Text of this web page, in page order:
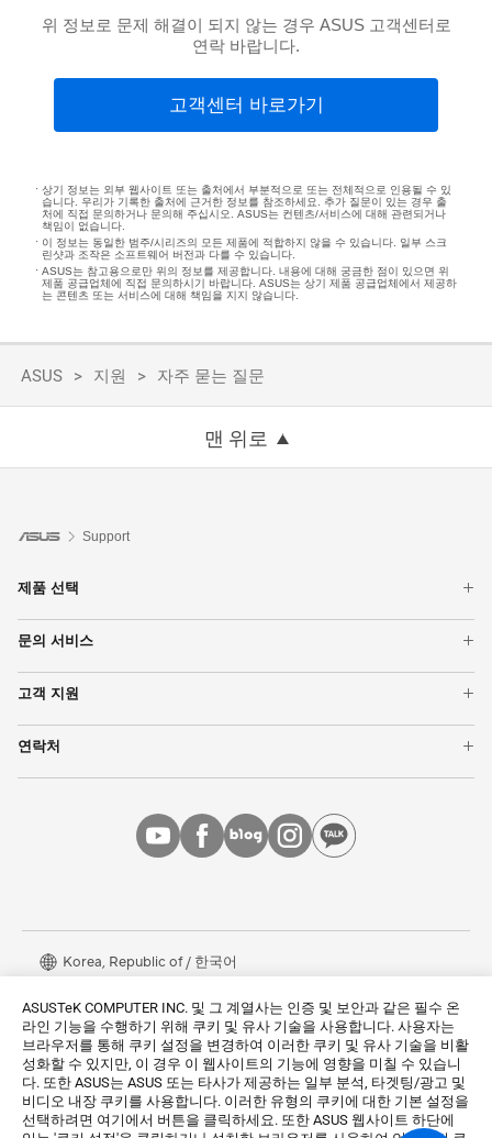
ASUSTeK COMPUTER INC. 및 그 계열사는 인증 및 보안과 같은 필수 온
라인 기능을 수행하기 위해 쿠키 및 유사 기술을 사용합니다. 사용자는
브라우저를 통해 쿠키 설정을 변경하여 이러한 쿠키 및 유사 기술을 비활
성화할 수 있지만, 이 경우 이 웹사이트의 기능에 영향을 미칠 수 있습니
다. 또한 ASUS는 ASUS 또는 타사가 제공하는 일부 분석, 타겟팅/광고 및
비디오 내장 쿠키를 사용합니다. 이러한 유형의 쿠키에 대한 기본 설정을
선택하려면 여기에서 버튼을 클릭하세요. 또한 ASUS 웹사이트 하단에
위 정보로 문제 해결이 되지 않는 경우 ASUS 고객센터로
연락 바랍니다.
고객센터 바로가기
상기 정보는 외부 웹사이트 또는 출처에서 부분적으로 또는 전체적으로 인용될 수 있
습니다. 우리가 기록한 출처에 근거한 정보를 참조하세요. 추가 질문이 있는 경우 출
처에 직접 문의하거나 문의해 주십시오. ASUS는 컨텐츠/서비스에 대해 관련되거나
책임이 없습니다.
이 정보는 동일한 범주/시리즈의 모든 제품에 적합하지 않을 수 있습니다. 일부 스크
린샷과 조작은 소프트웨어 버전과 다를 수 있습니다.
ASUS는 참고용으로만 위의 정보를 제공합니다. 내용에 대해 궁금한 점이 있으면 위
제품 공급업체에 직접 문의하시기 바랍니다. ASUS는 상기 제품 공급업체에서 제공하
는 콘텐츠 또는 서비스에 대해 책임을 지지 않습니다.
ASUS 지원 자주 묻는 질문
맨 위로
Support
제품 선택
노트북
데스크탑 PC
모니터
그래픽카드
네트워킹
메인보드
모든 제품 보기
문의 서비스
보증기간 확인
수리 현황 확인
서비스 센터 위치
고객 지원
제품 등록
ASUS Support Videos
연락처
ASUS 대표번호 1566-6868
고객 데이터에 대한 고객 요청
Korea, Republic of / 한국어
© 모든 권리는 ASUSTeK Computer Inc.에 속합니다.
사용주의 약관
개인정보 처리방침 쿠키 설정
상호명: 주식회사 비원시스템 |
대표자명: 정훈락 |
사업자등록번호: 106-86-74236 |
주소: 서울특별시 강서구 공항대로46길 13-20 (화곡동) |